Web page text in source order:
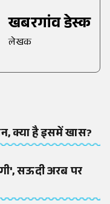
खबरगांव डेस्क
लेखक
क्या है इसमें खास?
सऊदी अरब पर